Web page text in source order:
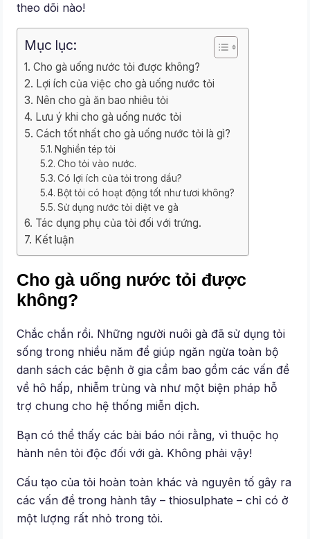
theo dõi nào!
Mục lục:
Cho gà uống nước tỏi được không?
Lợi ích của việc cho gà uống nước tỏi
Nên cho gà ăn bao nhiêu tỏi
Lưu ý khi cho gà uống nước tỏi
Cách tốt nhất cho gà uống nước tỏi là gì?
Nghiền tép tỏi
Cho tỏi vào nước.
Có lợi ích của tỏi trong dầu?
Bột tỏi có hoạt động tốt như tươi không?
Sử dụng nước tỏi diệt ve gà
Tác dụng phụ của tỏi đối với trứng.
Kết luận
Cho gà uống nước tỏi được
không?
Chắc chắn rồi. Những người nuôi gà đã sử dụng tỏi
sống trong nhiều năm để giúp ngăn ngừa toàn bộ
danh sách các bệnh ở gia cầm bao gồm các vấn đề
về hô hấp, nhiễm trùng và như một biện pháp hỗ
trợ chung cho hệ thống miễn dịch.
Bạn có thể thấy các bài báo nói rằng, vì thuộc họ
hành nên tỏi độc đối với gà. Không phải vậy!
Cấu tạo của tỏi hoàn toàn khác và nguyên tố gây ra
các vấn đề trong hành tây – thiosulphate – chỉ có ở
một lượng rất nhỏ trong tỏi.